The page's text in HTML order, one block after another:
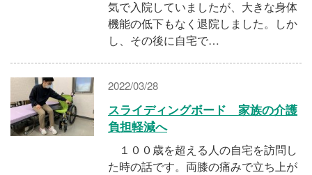
気で入院していましたが、大きな身体
機能の低下もなく退院しました。しか
し、その後に自宅で…
2022/03/28
スライディングボード 家族の介護
負担軽減へ
１００歳を超える人の自宅を訪問し
た時の話です。両膝の痛みで立ち上が